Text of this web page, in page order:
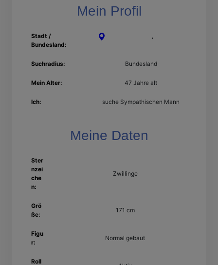
Mein Profil
Stadt /
Bundesland:
,
Suchradius: Bundesland
Mein Alter: 47 Jahre alt
Ich: suche Sympathischen Mann
Meine Daten
Ster
nzei
che
n:
Zwillinge
Grö
ße:
171 cm
Figu
r:
Normal gebaut
Roll